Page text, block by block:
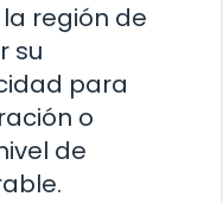
región de
su
para
o
de